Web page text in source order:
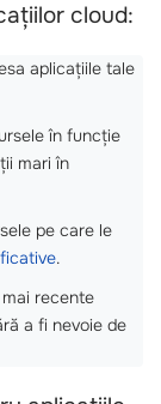
cloud:
aplicațiile tale
în funcție
mari în
pe care le
.
recente
a fi nevoie de